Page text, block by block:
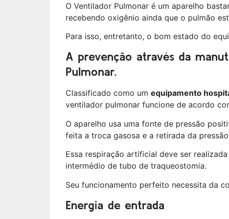
O Ventilador Pulmonar é um aparelho
recebendo oxigênio ainda que o pulmão
Para isso, entretanto, o bom estado do
A prevenção através da
Pulmonar.
Classificado como um equipamento
ventilador pulmonar funcione de acordo
O aparelho usa uma fonte de pressão
feita a troca gasosa e a retirada da
Essa respiração artificial deve ser
intermédio de tubo de traqueostomia.
Seu funcionamento perfeito necessita da
Energia de entrada